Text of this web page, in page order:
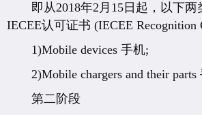
即从2018年2月15日起，以下两
IECEE认可证书 (IECEE Recognition
1)Mobile devices 手机;
2)Mobile chargers and their parts
第二阶段